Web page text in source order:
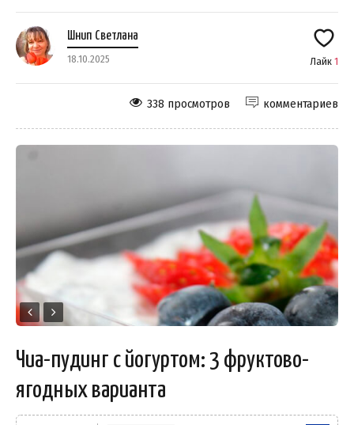
Шнип Светлана
18.10.2025 Лайк 1
комментариев
338 просмотров
Чиа-пудинг с йогуртом: 3 фруктово-
ягодных варианта